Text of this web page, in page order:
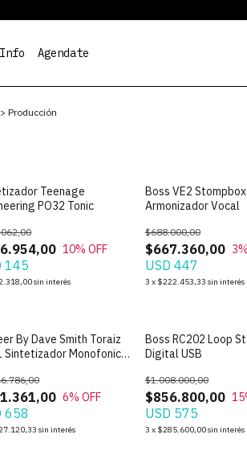
Info Agendate
> Producción
Teenage
PO32 Tonic
10% OFF
145
sin interés
Boss VE2 Stompbox
Armonizador Vocal
$667.360,00
$688.000,00
3
USD 447
3 x $222.453,33 sin interés
By Dave Smith Toraiz
Sintetizador Monofonico
6% OFF
658
sin interés
Boss RC202 Loop
Digital USB
$856.800,00
$1.008.000,00
15
USD 575
3 x $285.600,00sin interés